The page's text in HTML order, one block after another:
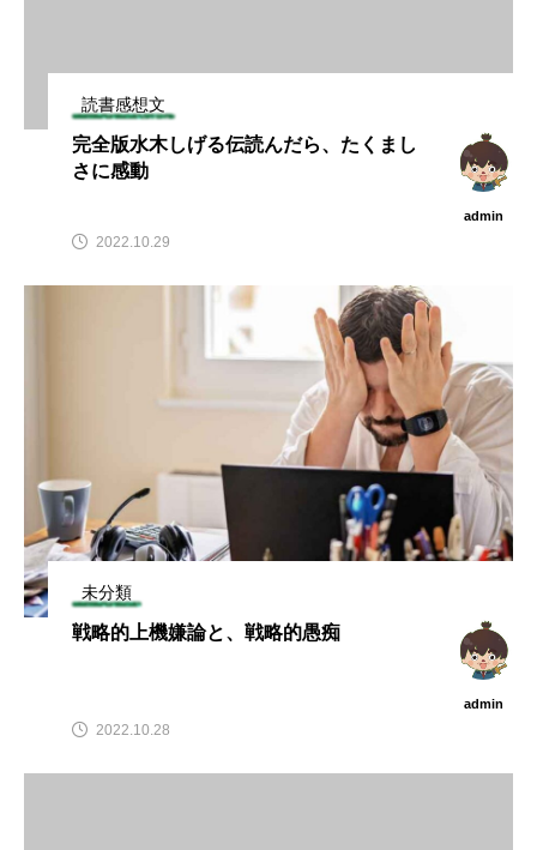
読書感想文
完全版水木しげる伝読んだら、たくまし
さに感動
admin
2022.10.29
未分類
戦略的上機嫌論と、戦略的愚痴
admin
2022.10.28